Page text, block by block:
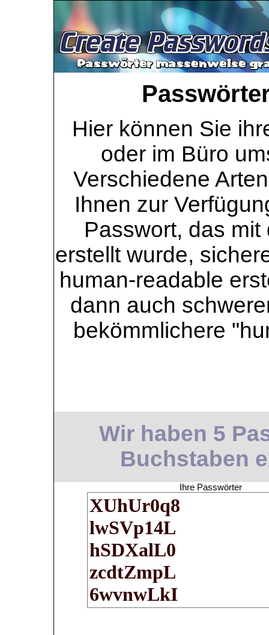
Hier können Sie
oder im Büro
Verschiedene
Ihnen zur
Passwort, das
erstellt wurde,
human-readable
dann auch
bekömmlichere
Wir haben 5
Buchstaben
Ihre Passwörter